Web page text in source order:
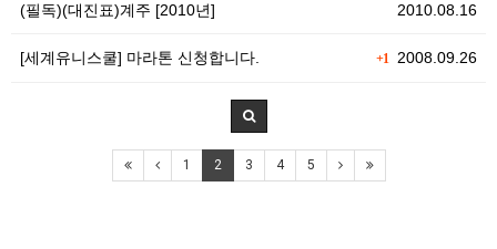
2010.08.16
(필독)(대진표)계주 [2010년]
+1 2008.09.26
[세계유니스쿨] 마라톤 신청합니다.
1 2 3 4 5